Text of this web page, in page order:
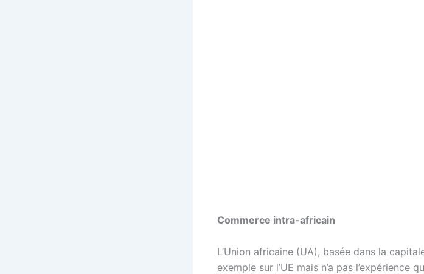
Commerce intra-africain
L’Union africaine (UA), basée dans la
exemple sur l’UE mais n’a pas l’expérience